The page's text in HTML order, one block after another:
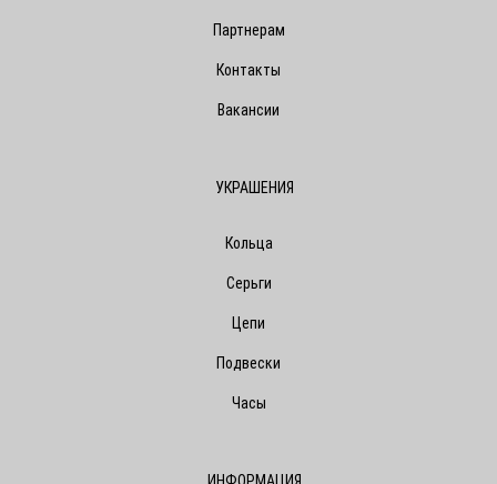
Партнерам
Контакты
Вакансии
УКРАШЕНИЯ
Кольца
Серьги
Цепи
Подвески
Часы
ИНФОРМАЦИЯ